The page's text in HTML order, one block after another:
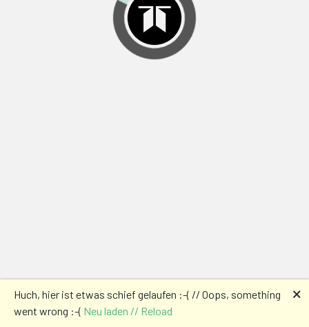
Huch, hier ist etwas schief gelaufen :-( // Oops, something
went wrong :-( Neu laden // Reload
🗙